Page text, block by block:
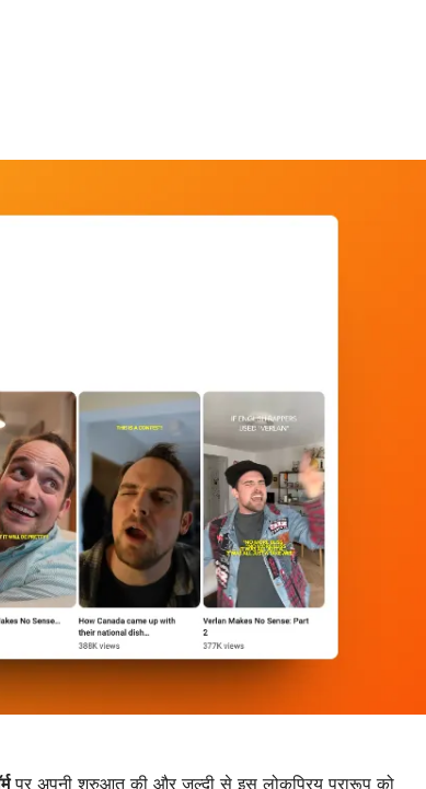
पर अपनी शुरुआत की और जल्दी से इस लोकप्रिय प्रारूप को